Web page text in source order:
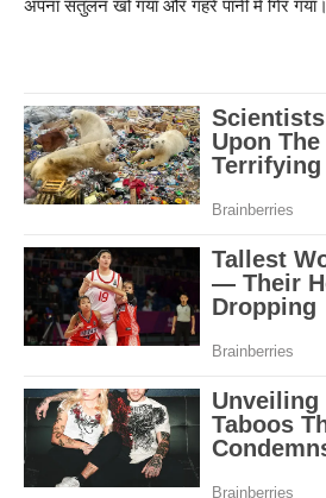
अपना संतुलन खो गया और गहरे पानी में गिर गया।